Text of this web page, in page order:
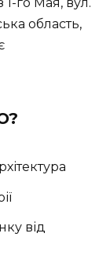
область,
від